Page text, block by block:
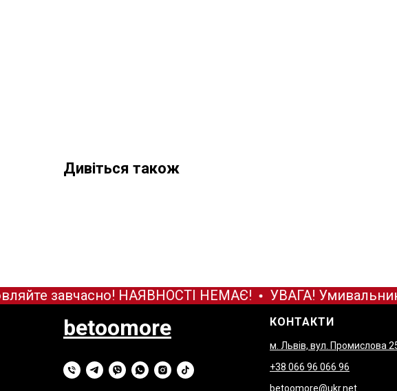
Дивіться також
завчасно! НАЯВНОСТІ НЕМАЄ! УВАГА!
betoomore КОНТАКТИ
м. Львів, вул. Промислова
+38 066 96 066 96
betoomore@ukr.net